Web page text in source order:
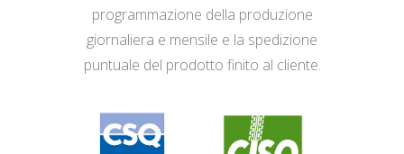
programmazione della produzione
giornaliera e mensile e la spedizione
puntuale del prodotto finito al cliente.